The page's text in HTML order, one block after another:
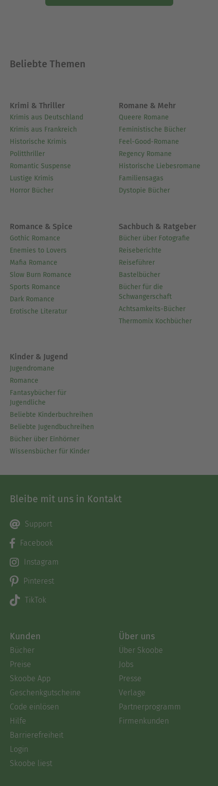
Beliebte Themen
Krimi & Thriller
Krimis aus Deutschland
Krimis aus Frankreich
Historische Krimis
Politthriller
Romantic Suspense
Lustige Krimis
Horror Bücher
Romane & Mehr
Queere Romane
Feministische Bücher
Feel-Good-Romane
Regency Romane
Historische Liebesromane
Familiensagas
Dystopie Bücher
Romance & Spice
Gothic Romance
Enemies to Lovers
Mafia Romance
Slow Burn Romance
Sports Romance
Dark Romance
Erotische Literatur
Sachbuch & Ratgeber
Bücher über Fotografie
Reiseberichte
Reiseführer
Bastelbücher
Bücher für die
Schwangerschaft
Achtsamkeits-Bücher
Thermomix Kochbücher
Kinder & Jugend
Jugendromane
Romance
Fantasybücher für
Jugendliche
Beliebte Kinderbuchreihen
Beliebte Jugendbuchreihen
Bücher über Einhörner
Wissensbücher für Kinder
Bleibe mit uns in Kontakt
Support
Facebook
Instagram
Pinterest
TikTok
Kunden
Bücher
Preise
Skoobe App
Geschenkgutscheine
Code einlösen
Hilfe
Barrierefreiheit
Login
Skoobe liest
Über uns
Über Skoobe
Jobs
Presse
Verlage
Partnerprogramm
Firmenkunden